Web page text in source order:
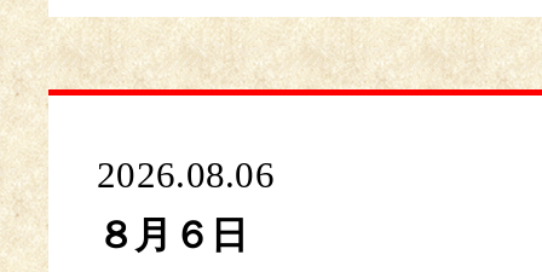
2026.08.06
８月６日